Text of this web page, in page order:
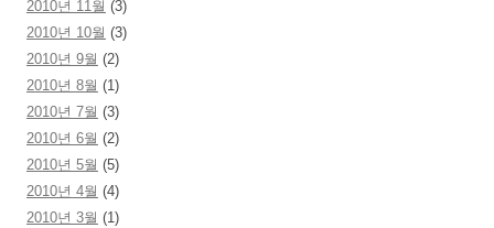
2010년 11월 (3)
2010년 10월 (3)
2010년 9월 (2)
2010년 8월 (1)
2010년 7월 (3)
2010년 6월 (2)
2010년 5월 (5)
2010년 4월 (4)
2010년 3월 (1)